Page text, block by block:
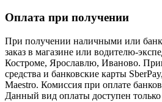
Оплата при получении
При получении наличными или
заказ в магазине или водителю-
Костроме, Ярославлю, Иваново.
средства и банковские карты
Maestro. Комиссия при оплате
Данный вид оплаты доступен